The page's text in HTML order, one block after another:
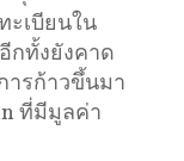
เบียนใน
กทั้งยังคาด
ารก้าวขึ้นมา
ที่มีมูลค่า